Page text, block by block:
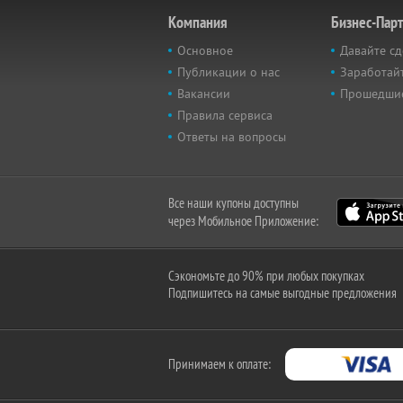
Компания
Основное
Публикации о нас
Вакансии
Правила сервиса
Ответы на вопросы
Бизнес-
Давайте
Все наши купоны доступны
через Мобильное Приложение:
Сэкономьте до 90% при любых покупках
Подпишитесь на самые выгодные предложения
Принимаем к оплате: